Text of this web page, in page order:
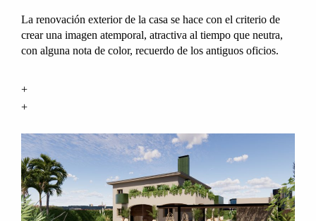
La renovación exterior de la casa se hace con el criterio de
crear una imagen atemporal, atractiva al tiempo que neutra,
con alguna nota de color, recuerdo de los antiguos oficios.